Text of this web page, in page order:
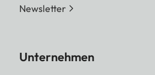
Newsletter
Unternehmen